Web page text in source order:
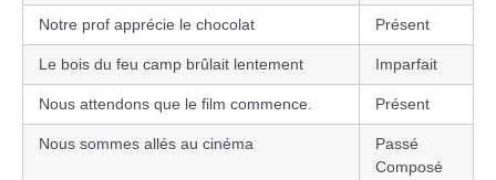
Notre prof apprécie le chocolat Présent
Le bois du feu camp brûlait lentement Imparfait
Nous attendons que le film commence. Présent
Nous sommes allés au cinéma
Passé
Composé